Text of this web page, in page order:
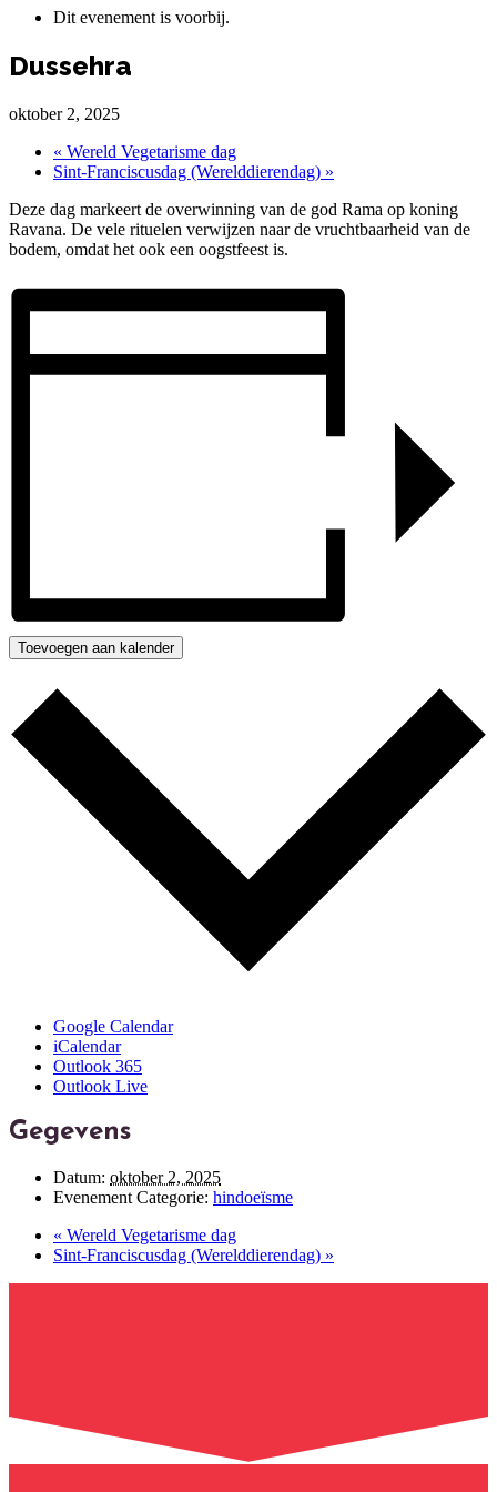
Dit evenement is voorbij.
Dussehra
oktober 2, 2025
« Wereld Vegetarisme dag
Sint-Franciscusdag (Werelddierendag) »
Deze dag markeert de overwinning van de god Rama op koning
Ravana. De vele rituelen verwijzen naar de vruchtbaarheid van de
bodem, omdat het ook een oogstfeest is.
Toevoegen aan kalender
Google Calendar
iCalendar
Outlook 365
Outlook Live
Gegevens
Datum: oktober 2, 2025
Evenement Categorie: hindoeïsme
« Wereld Vegetarisme dag
Sint-Franciscusdag (Werelddierendag) »